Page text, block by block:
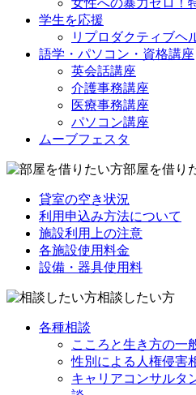
女性への暴力ゼロ！
学生を応援
リプロダクティブヘ
語学・パソコン・資格講座
英会話講座
介護事務講座
医療事務講座
パソコン講座
ムーブフェスタ
部屋を借り
貸室の空き状況
利用申込み方法について
施設利用上の注意
各施設使用料金
設備・器具使用料
相談したい方
各種相談
こころと生き方の一
性別による人権侵害
キャリアコンサルタ